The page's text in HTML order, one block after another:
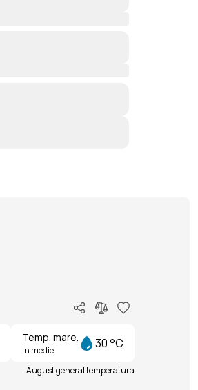
Temp. mare.
In medie 30 °C
August general temperatura